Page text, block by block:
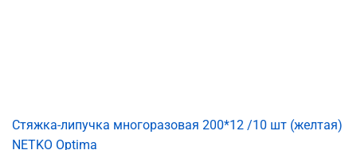
Стяжка-липучка многоразовая 200*12 /10 шт (желтая)
NETKO Optima